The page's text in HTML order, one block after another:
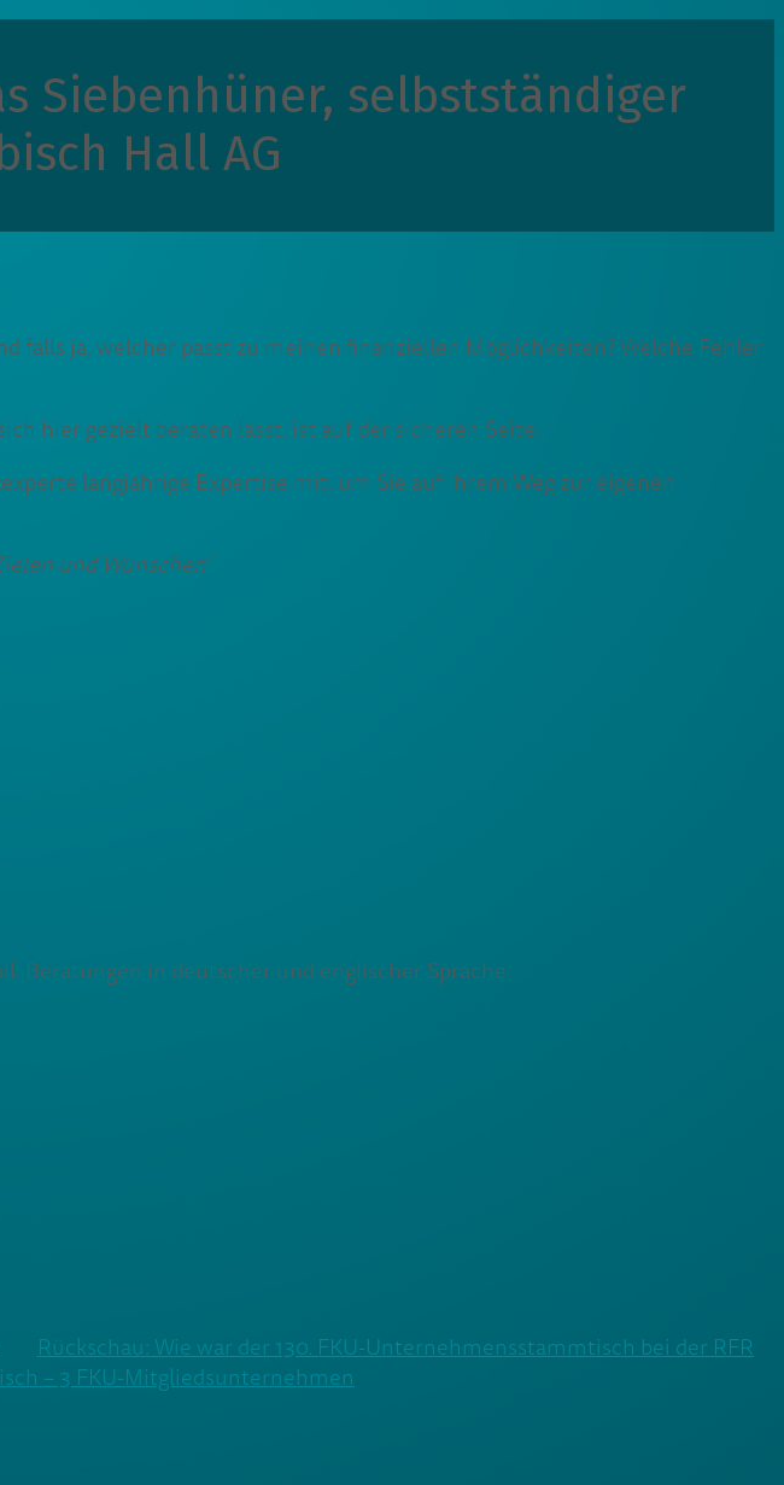
Siebenhüner, selbstständiger
Hall AG
falls ja, welcher passt zu meinen finanziellen Möglichkeiten? Welche Fehler
hier gezielt beraten lässt, ist auf der sicheren Seite.
langjährige Expertise mit, um Sie auf Ihrem Weg zur eigenen
und Wünschen“
Beratungen in deutscher und englischer Sprache.
Rückschau: Wie war der 130. FKU-Unternehmensstammtisch bei der RFR
– 3 FKU-Mitgliedsunternehmen